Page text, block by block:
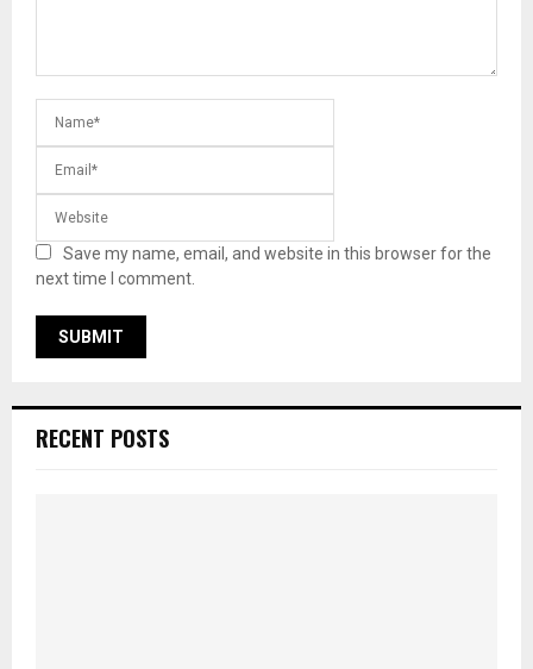
Save my name, email, and website in this browser for the
next time I comment.
RECENT POSTS